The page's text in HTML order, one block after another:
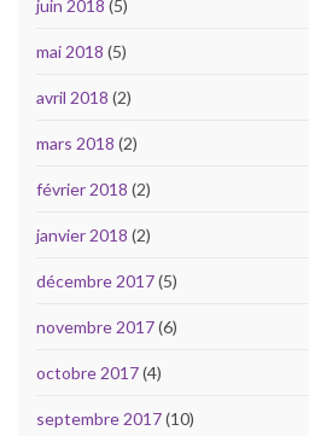
juin 2018 (5)
mai 2018 (5)
avril 2018 (2)
mars 2018 (2)
février 2018 (2)
janvier 2018 (2)
décembre 2017(5)
novembre 2017(6)
octobre 2017(4)
septembre 2017(10)